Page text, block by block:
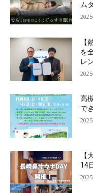
ム
【
を
レ
高
で
【
14